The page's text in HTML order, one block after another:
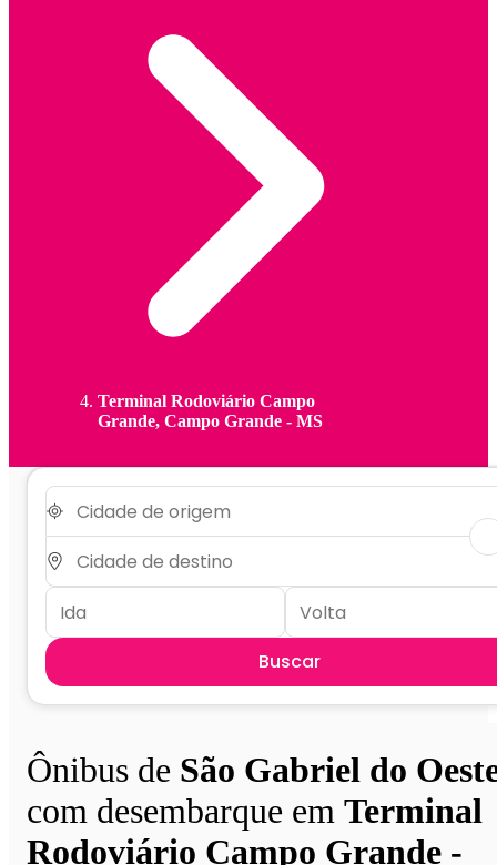
Terminal Rodoviário Campo
Grande, Campo Grande - MS
Buscar
Ônibus de São Gabriel do
com desembarque em Terminal
Rodoviário Campo Grande -